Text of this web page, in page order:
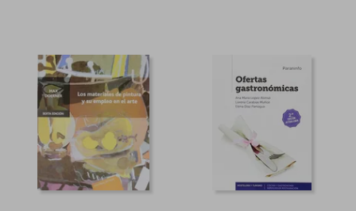
45%
dcto.
$ 62.22
$ 34.22 dcto.